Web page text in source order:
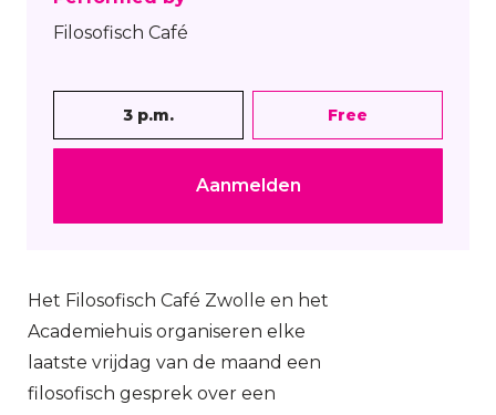
Filosofisch Café
3 p.m. Free
Aanmelden
Het Filosofisch Café Zwolle en het
Academiehuis organiseren elke
laatste vrijdag van de maand een
filosofisch gesprek over een